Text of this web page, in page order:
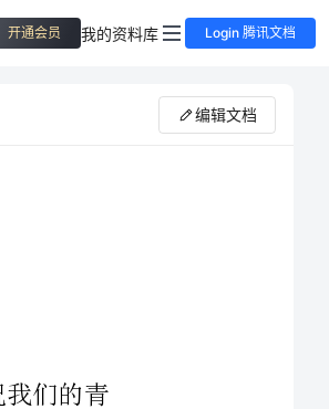
开通会员 我的资料库 Login 腾讯文档
编辑文档